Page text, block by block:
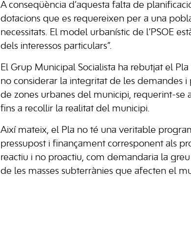
A conseqüència d’aquesta falta de
dotacions que es requereixen per a una
necessitats. El model urbanístic de l’PSOE
dels interessos particulars”.
El Grup Municipal Socialista ha rebutjat el
no considerar la integritat de les demandes
de zones urbanes del municipi, requerint-se
fins a recollir la realitat del municipi.
Així mateix, el Pla no té una veritable
pressupost i finançament corresponent als
reactiu i no proactiu, com demandaria la
de les masses subterrànies que afecten el